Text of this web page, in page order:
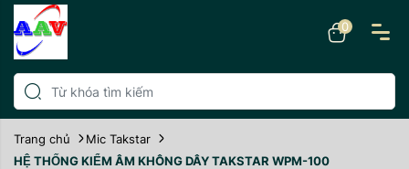
0
Trang chủ
Mic Takstar
HỆ THỐNG KIỂM ÂM KHÔNG DÂY TAKSTAR WPM-100